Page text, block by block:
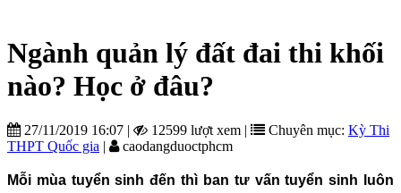
Ngành quản lý đất đai thi khối
nào? Học ở đâu?
27/11/2019 16:07 | 12599 lượt xem | Chuyên mục: Kỳ Thi
THPT Quốc gia | caodangduoctphcm
Mỗi mùa tuyển sinh đến thì ban tư vấn tuyển sinh luôn